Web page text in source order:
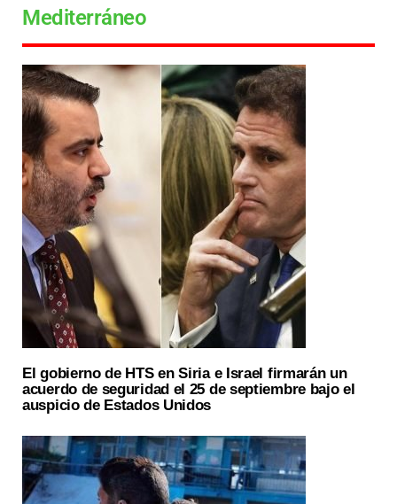
Mediterráneo
El gobierno de HTS en Siria e Israel firmarán un
acuerdo de seguridad el 25 de septiembre bajo el
auspicio de Estados Unidos